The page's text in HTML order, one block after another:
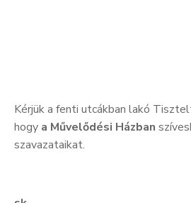
Kérjük a fenti utcákban lakó
hogy a Művelődési Házban
szavazataikat.
Dr.